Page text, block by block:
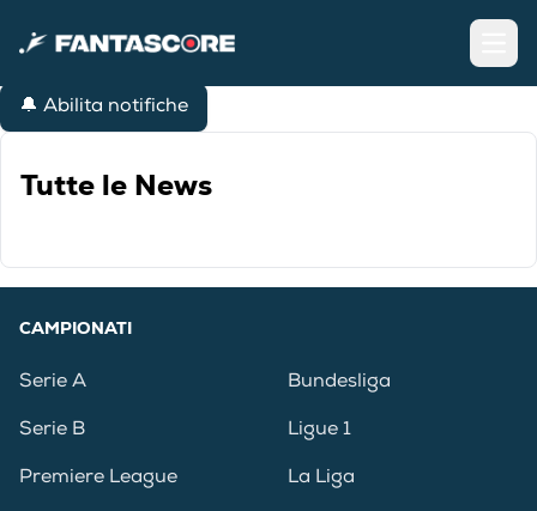
🔔 Abilita notifiche
Tutte le News
CAMPIONATI
Serie A
Serie B
Premiere League
Bundesliga
Ligue 1
La Liga